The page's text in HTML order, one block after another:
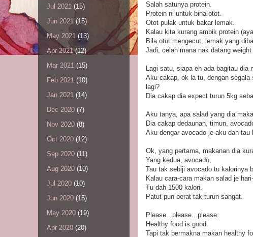
Salah satunya protein.
Protein ni untuk bina otot.
Otot pulak untuk bakar lemak.
Kalau kita kurang ambik protein
Bila otot mengecut, lemak yang
Jadi, celah mana nak datang
Lagi satu, siapa eh ada bagitau
Aku cakap, ok la tu, dengan
lagi?
Dia cakap dia expect turun 5kg
Aku tanya, apa salad yang dia
Dia cakap dedaunan, timun,
Aku dengar avocado je aku dah tau
Ok, yang pertama, makanan dia
Yang kedua, avocado,
Tau tak sebiji avocado tu kalorinya
Kalau cara-cara makan salad je
Tu dah 1500 kalori.
Patut pun berat tak turun sangat.
Please...please...please.
Healthy food is good.
Tapi tak bermakna makan healthy
Jul 2021 (15)
Jun 2021(15)
May 2021 (13)
Apr 2021(12)
Mar 2021 (15)
Feb 2021 (10)
Jan 2021 (14)
Dec 2020 (7)
Nov 2020 (8)
Oct 2020 (12)
Sep 2020 (11)
Aug 2020 (10)
Jul 2020 (10)
Jun 2020 (15)
May 2020 (19)
Apr 2020 (20)